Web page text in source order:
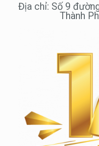
Địa chỉ: Số 9
Thành